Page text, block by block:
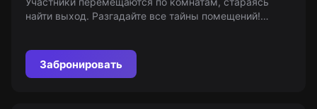
найти выход. Разгадайте все тайны помещений!
Забронировать